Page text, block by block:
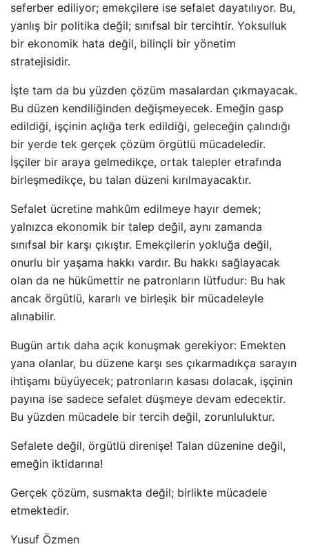
seferber ediliyor; emekçilere ise sefalet dayatılıyor. Bu,
yanlış bir politika değil; sınıfsal bir tercihtir. Yoksulluk
bir ekonomik hata değil, bilinçli bir yönetim
stratejisidir.
İşte tam da bu yüzden çözüm masalardan çıkmayacak.
Bu düzen kendiliğinden değişmeyecek. Emeğin gasp
edildiği, işçinin açlığa terk edildiği, geleceğin çalındığı
bir yerde tek gerçek çözüm örgütlü mücadeledir.
İşçiler bir araya gelmedikçe, ortak talepler etrafında
birleşmedikçe, bu talan düzeni kırılmayacaktır.
Sefalet ücretine mahkûm edilmeye hayır demek;
yalnızca ekonomik bir talep değil, aynı zamanda
sınıfsal bir karşı çıkıştır. Emekçilerin yokluğa değil,
onurlu bir yaşama hakkı vardır. Bu hakkı sağlayacak
olan da ne hükümettir ne patronların lütfudur: Bu hak
ancak örgütlü, kararlı ve birleşik bir mücadeleyle
alınabilir.
Bugün artık daha açık konuşmak gerekiyor: Emekten
yana olanlar, bu düzene karşı ses çıkarmadıkça sarayın
ihtişamı büyüyecek; patronların kasası dolacak, işçinin
payına ise sadece sefalet düşmeye devam edecektir.
Bu yüzden mücadele bir tercih değil, zorunluluktur.
Sefalete değil, örgütlü direnişe! Talan düzenine değil,
emeğin iktidarına!
Gerçek çözüm, susmakta değil; birlikte mücadele
etmektedir.
Yusuf Özmen